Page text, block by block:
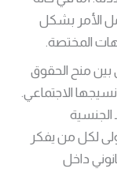
الأمر بشكل
المختصة.
بين منح الحقوق
الاجتماعي.
الجنسية
لكل من يفكر
داخل